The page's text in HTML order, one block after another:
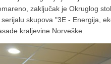
zaključak je Okruglog
skupova "3E - Energija,
kraljevine Norveške.